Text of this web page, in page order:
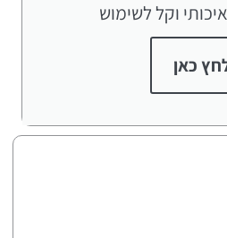
וקל לשימוש
כאן